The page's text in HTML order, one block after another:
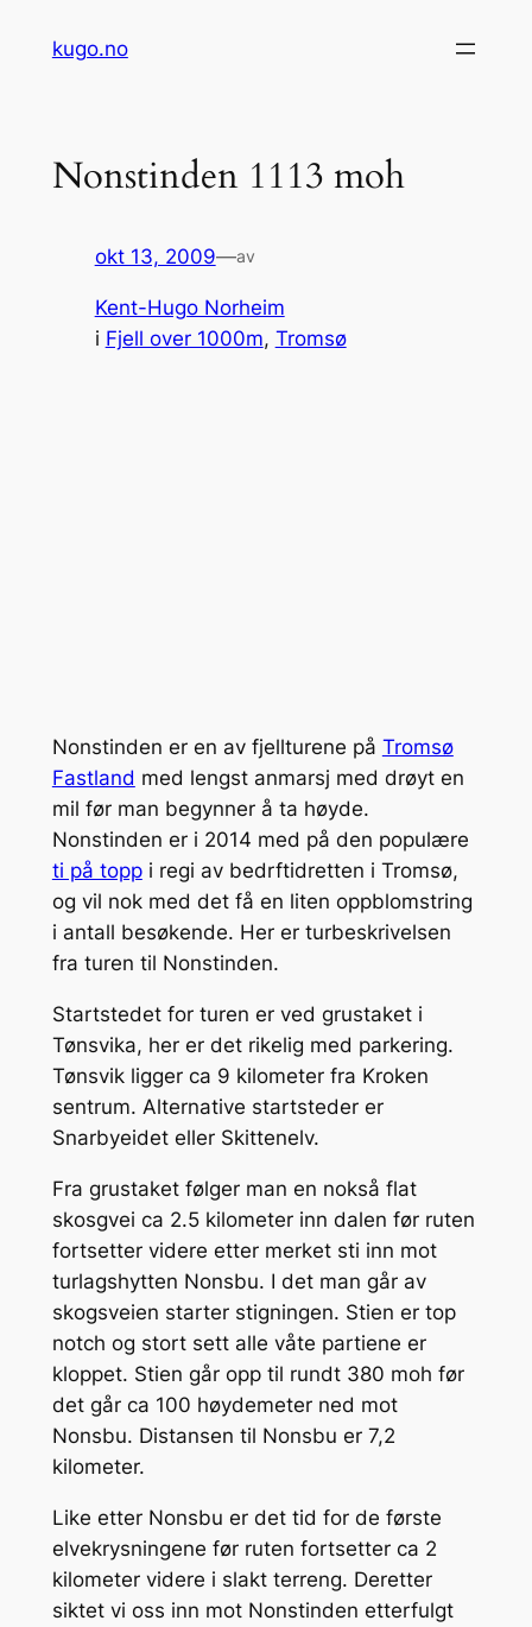
kugo.no
Nonstinden 1113 moh
okt 13, 2009—av
Kent-Hugo Norheim
i Fjell over 1000m, Tromsø
Nonstinden er en av fjellturene på Tromsø
Fastland med lengst anmarsj med drøyt en
mil før man begynner å ta høyde.
Nonstinden er i 2014 med på den populære
ti på toppi regi av bedrftidretten i Tromsø,
og vil nok med det få en liten oppblomstring
i antall besøkende. Her er turbeskrivelsen
fra turen til Nonstinden.
Startstedet for turen er ved grustaket i
Tønsvika, her er det rikelig med parkering.
Tønsvik ligger ca 9 kilometer fra Kroken
sentrum. Alternative startsteder er
Snarbyeidet eller Skittenelv.
Fra grustaket følger man en nokså flat
skosgvei ca 2.5 kilometer inn dalen før ruten
fortsetter videre etter merket sti inn mot
turlagshytten Nonsbu. I det man går av
skogsveien starter stigningen. Stien er top
notch og stort sett alle våte partiene er
kloppet. Stien går opp til rundt 380 moh før
det går ca 100 høydemeter ned mot
Nonsbu. Distansen til Nonsbu er 7,2
kilometer.
Like etter Nonsbu er det tid for de første
elvekrysningene før ruten fortsetter ca 2
kilometer videre i slakt terreng. Deretter
siktet vi oss inn mot Nonstinden etterfulgt